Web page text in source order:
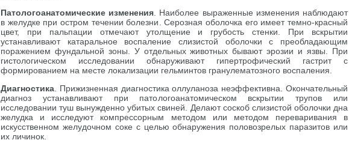
Патологоанатомические изменения . Наиболее выраженные изменения наблюдают
в желудке при остром течении болезни. Серозная оболочка его имеет темно-красный
цвет, при пальпации отмечают утолщение и грубость стенки. При вскрытии
устанавливают катаральное воспаление слизистой оболочки с преобладающим
поражением фундальной зоны. У отдельных животных бывают эрозии и язвы. При
гистологическом исследовании обнаруживают гипертрофический гастрит с
формированием на месте локализации гельминтов гранулематозного воспаления.
Диагностика . Прижизненная диагностика оллуланоза неэффективна. Окончательный
диагноз устанавливают при патологоанатомическом вскрытии трупов или
исследовании туш вынужденно убитых свиней. Делают соскоб слизистой оболочки дна
желудка и исследуют компрессорным методом или методом переваривания в
искусственном желудочном соке с целью обнаружения половозрелых паразитов или
их личинок.